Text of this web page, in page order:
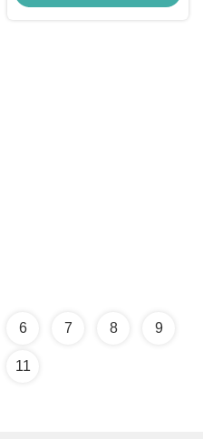
6 7 8 9
11